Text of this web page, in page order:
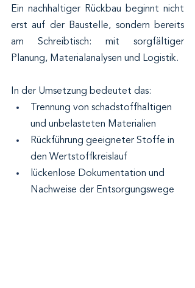
Ein nachhaltiger Rückbau beginnt nicht
erst auf der Baustelle, sondern bereits
am Schreibtisch: mit sorgfältiger
Planung, Materialanalysen und Logistik.
In der Umsetzung bedeutet das:
Trennung von schadstoffhaltigen
und unbelasteten Materialien
Rückführung geeigneter Stoffe in
den Wertstoffkreislauf
lückenlose Dokumentation und
Nachweise der Entsorgungswege